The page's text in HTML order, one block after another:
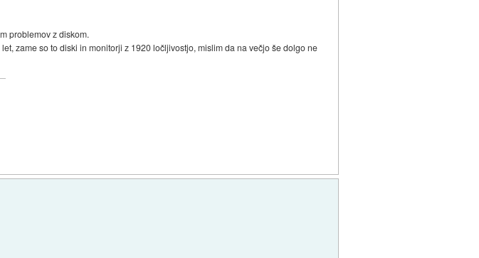
problemov z diskom.
zame so to diski in monitorji z 1920 ločljivostjo, mislim da na večjo še dolgo ne